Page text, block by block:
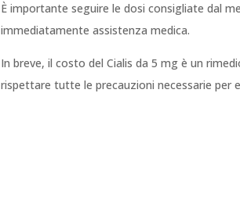
È importante seguire le dosi consigliate dal
immediatamente assistenza medica.
In breve, il costo del Cialis da 5 mg è un
rispettare tutte le precauzioni necessarie per